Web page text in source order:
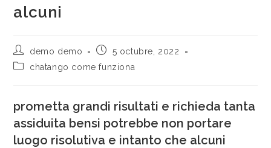
alcuni
Autor
de
la
demo demo
Publicación
la
5 octubre, 2022
Categoría
chatango come funziona
prometta grandi risultati e richieda tanta
assiduita bensi potrebbe non portare
luogo risolutiva e intanto che alcuni